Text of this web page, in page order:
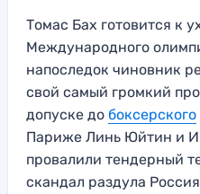
Томас Бах готовится к
Международного
напоследок чиновник
свой самый громкий
допуске до боксерского
Париже Линь Юйтин и
провалили тендерный
скандал раздула